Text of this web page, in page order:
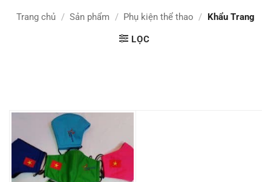
Trang chủ / Sản phẩm / Phụ kiện thể thao / Khẩu Trang
LỌC